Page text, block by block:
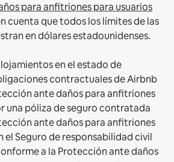
para anfitriones para usuarios
cuenta que todos los límites de las
en dólares estadounidenses.
en el estado de
contractuales de Airbnb
ante daños para anfitriones
una póliza de seguro contratada
ante daños para anfitriones
el Seguro de responsabilidad civil
a la Protección ante daños